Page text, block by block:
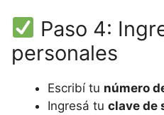
Paso 4:
personales
Escribí tu número
Ingresá tu clave de